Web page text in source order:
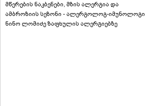
მწერების ნაკბენები, მზის ალერგია და
ამბროზიის სეზონი - ალერგოლოგ-იმუნოლოგი
ნინო ლომიძე ზაფხულის ალერგიებზე